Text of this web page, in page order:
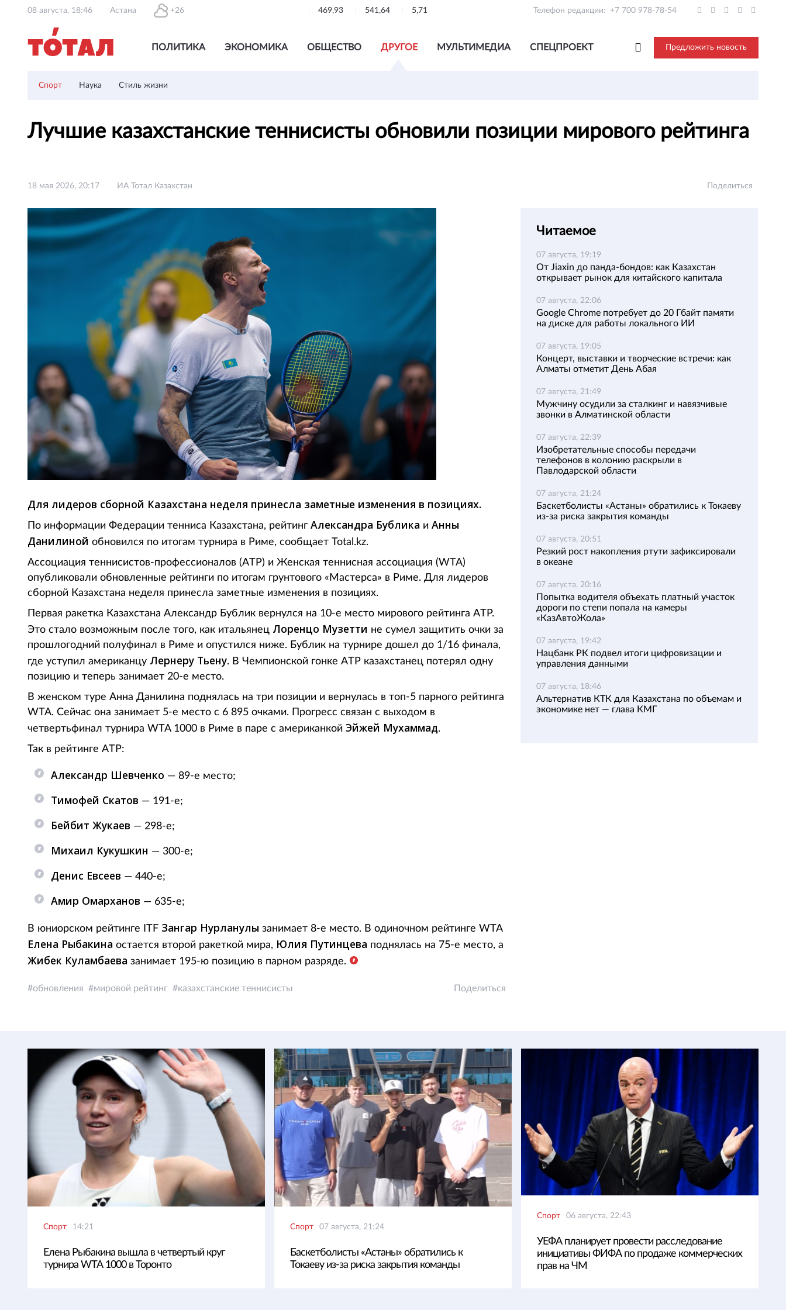
08 августа, 18:46 Астана +26 469,93 541,64 5,71 Телефон редакции: +7 700 978-78-54
ПОЛИТИКА ЭКОНОМИКА ОБЩЕСТВО ДРУГОЕ МУЛЬТИМЕДИА СПЕЦПРОЕКТ Предложить новость
Спорт Наука Стиль жизни
Лучшие казахстанские теннисисты обновили позиции мирового рейтинга
18 мая 2026, 20:17 ИА Тотал Казахстан Поделиться
Для лидеров сборной Казахстана неделя принесла заметные изменения в позициях.
По информации Федерации тенниса Казахстана, рейтинг Александра Бублика и Анны
Данилиной обновился по итогам турнира в Риме, сообщает Total.kz.
Ассоциация теннисистов-профессионалов (ATP) и Женская теннисная ассоциация (WTA)
опубликовали обновленные рейтинги по итогам грунтового «Мастерса» в Риме. Для лидеров
сборной Казахстана неделя принесла заметные изменения в позициях.
Первая ракетка Казахстана Александр Бублик вернулся на 10-е место мирового рейтинга ATP.
Это стало возможным после того, как итальянец Лоренцо Музетти не сумел защитить очки за
прошлогодний полуфинал в Риме и опустился ниже. Бублик на турнире дошел до 1/16 финала,
где уступил американцу Лернеру Тьену. В Чемпионской гонке ATP казахстанец потерял одну
позицию и теперь занимает 20-е место.
В женском туре Анна Данилина поднялась на три позиции и вернулась в топ-5 парного рейтинга
WTA. Сейчас она занимает 5-е место с 6 895 очками. Прогресс связан с выходом в
четвертьфинал турнира WTA 1000 в Риме в паре с американкой Эйжей Мухаммад.
Так в рейтинге ATP:
Александр Шевченко — 89-е место;
Тимофей Скатов — 191-е;
Бейбит Жукаев — 298-е;
Михаил Кукушкин — 300-е;
Денис Евсеев — 440-е;
Амир Омарханов — 635-е;
В юниорском рейтинге ITF Зангар Нурланулы занимает 8-е место. В одиночном рейтинге WTA
Елена Рыбакина остается второй ракеткой мира, Юлия Путинцева поднялась на 75-е место, а
Жибек Куламбаева занимает 195-ю позицию в парном разряде.
обновления мировой рейтинг казахстанские теннисисты Поделиться
Читаемое
07 августа, 19:19
От Jiaxin до панда-бондов: как Казахстан
открывает рынок для китайского капитала
07 августа, 22:06
Google Chrome потребует до 20 Гбайт памяти
на диске для работы локального ИИ
07 августа, 19:05
Концерт, выставки и творческие встречи: как
Алматы отметит День Абая
07 августа, 21:49
Мужчину осудили за сталкинг и навязчивые
звонки в Алматинской области
07 августа, 22:39
Изобретательные способы передачи
телефонов в колонию раскрыли в
Павлодарской области
07 августа, 21:24
Баскетболисты «Астаны» обратились к Токаеву
из-за риска закрытия команды
07 августа, 20:51
Резкий рост накопления ртути зафиксировали
в океане
07 августа, 20:16
Попытка водителя объехать платный участок
дороги по степи попала на камеры
«КазАвтоЖола»
07 августа, 19:42
Нацбанк РК подвел итоги цифровизации и
управления данными
07 августа, 18:46
Альтернатив КТК для Казахстана по объемам и
экономике нет — глава КМГ
Спорт 14:21
Елена Рыбакина вышла в четвертый круг
турнира WTA 1000 в Торонто
Спорт 07 августа, 21:24
Баскетболисты «Астаны» обратились к
Токаеву из-за риска закрытия команды
Спорт 06 августа, 22:43
УЕФА планирует провести расследование
инициативы ФИФА по продаже коммерческих
прав на ЧМ